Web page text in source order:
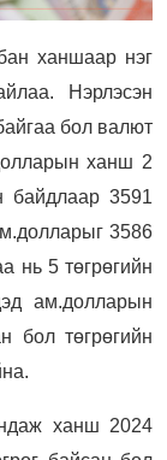
ханшаар нэг
Нэрлэсэн
бол валют
ханш 2
байдлаар 3591
3586
нь 5 төгрөгийн
ам.долларын
бол төгрөгийн
ханш 2024